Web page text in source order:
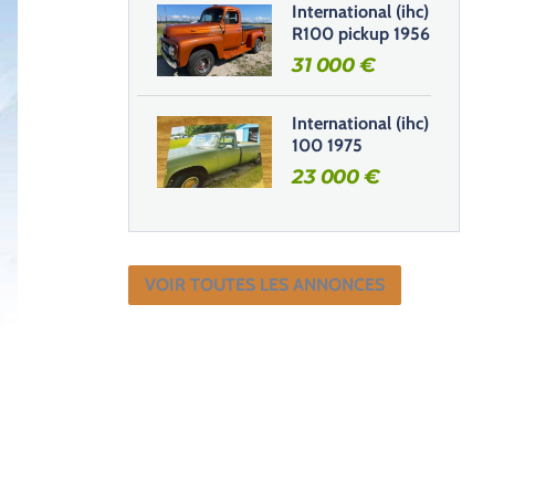
International (ihc)
R100 pickup 1956
31 000€
International (ihc)
100 1975
23 000€
VOIR TOUTES LES ANNONCES